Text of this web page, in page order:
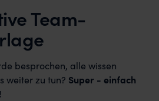
Team-
besprochen, alle wissen
weiter zu tun? Super - einfach